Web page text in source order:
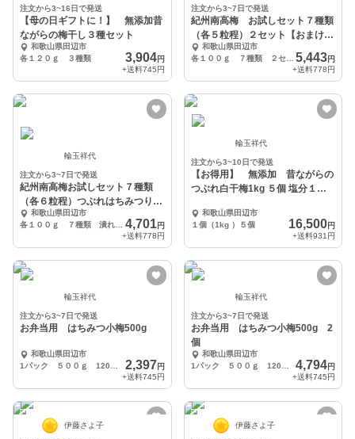
注文から3~16日で発送
【母の日ギフトに！】 無添加昔
ながらの梅干し３種セット
和歌山県田辺市
各１２０ｇ ３種類
3,904円
+送料745円
注文から3~7日で発送
紀州南高梅 お試しセット７種類
（各５粒程）２セット【おまけ
付】和歌山県田辺市
各１００ｇ ７種類 ２セット
5,443円
+送料778円
輪玉祥代
注文から3~7日で発送
紀州南高梅お試しセット７種類
（各６粒程）つぶれはちみつりん
ご酢梅５００ｇ
和歌山県田辺市
4,701円
+送料778円
輪玉祥代
注文から3~10日で発送
【お得用】 無添加 昔ながらの
つぶれ白干梅1kg ５個 塩分１
和歌山県田辺市
１個（1kg ）５個
16,500円
+送料931円
輪玉祥代
注文から3~7日で発送
お弁当用 はちみつ小梅500g
和歌山県田辺市
2,397 円
+送料745円
輪玉祥代
注文から3~7日で発送
お弁当用 はちみつ小梅500g 2
個
和歌山県田辺市
4,794円
+送料745円
伊藤さよ子 伊藤さよ子